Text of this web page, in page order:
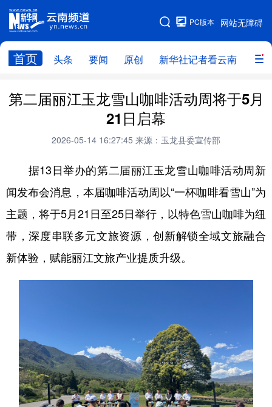
网站无障碍
PC版本
首页 头条 要闻 原创 新华社记者看云南 政务
网站地图
头条 云南要闻 本网原创
政务
廉政 云南省领导报道集 旅游
教育
州市
社会
图片
经济 服务 云南故事
云南青年说 趣看文物
第二届丽江玉龙雪山咖啡活动周将于5月
21日启幕
2026-05-14 16:27:45 来源：玉龙县委宣传部
据13日举办的第二届丽江玉龙雪山咖啡活动周新
闻发布会消息，本届咖啡活动周以“一杯咖啡看雪山”为
主题，将于5月21日至25日举行，以特色雪山咖啡为纽
带，深度串联多元文旅资源，创新解锁全域文旅融合
新体验，赋能丽江文旅产业提质升级。